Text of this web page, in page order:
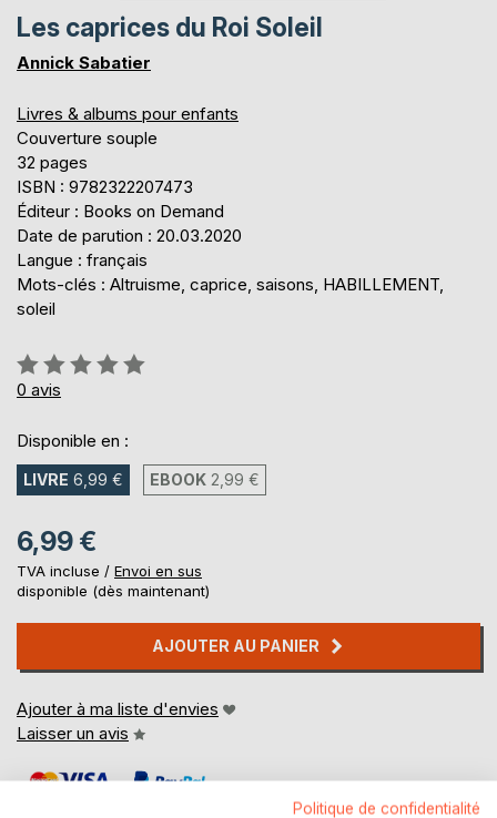
Les caprices du Roi Soleil
Annick Sabatier
Livres & albums pour enfants
Couverture souple
32 pages
ISBN : 9782322207473
Éditeur : Books on Demand
Date de parution : 20.03.2020
Langue : français
Mots-clés : Altruisme, caprice, saisons, HABILLEMENT,
soleil
Évaluation:
0%
0 avis
Disponible en :
LIVRE 6,99 € EBOOK 2,99 €
6,99 €
TVA incluse / Envoi en sus
disponible (dès maintenant)
AJOUTER AU PANIER
Ajouter à ma liste d'envies
Laisser un avis
Politique de confidentialité